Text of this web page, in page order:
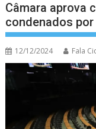
Câmara aprova
condenados
12/12/2024 Fala